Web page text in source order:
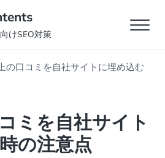
けSEO対策
の口コミを自社サイトに埋め込む
ミを自社サイト
の注意点